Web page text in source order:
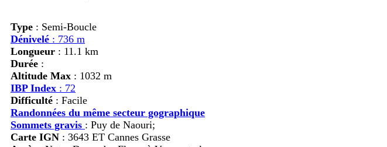
Type : Semi-Boucle
Dénivelé : 736 m
Longueur : 11.1 km
Durée :
Altitude Max : 1032 m
IBP Index : 72
Difficulté : Facile
Randonnées du même secteur gographique
Sommets gravis : Puy de Naouri;
Carte IGN : 3643 ET Cannes Grasse